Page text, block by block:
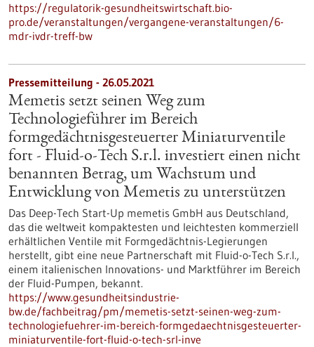
https://regulatorik-gesundheitswirtschaft.bio-
pro.de/veranstaltungen/vergangene-veranstaltungen/6-
mdr-ivdr-treff-bw
Pressemitteilung - 26.05.2021
Memetis setzt seinen Weg zum
Technologieführer im Bereich
formgedächtnisgesteuerter Miniaturventile
fort - Fluid-o-Tech S.r.l. investiert einen nicht
benannten Betrag, um Wachstum und
Entwicklung von Memetis zu unterstützen
Das Deep-Tech Start-Up memetis GmbH aus Deutschland,
das die weltweit kompaktesten und leichtesten kommerziell
erhältlichen Ventile mit Formgedächtnis-Legierungen
herstellt, gibt eine neue Partnerschaft mit Fluid-o-Tech S.r.l.,
einem italienischen Innovations- und Marktführer im Bereich
der Fluid-Pumpen, bekannt.
https://www.gesundheitsindustrie-
bw.de/fachbeitrag/pm/memetis-setzt-seinen-weg-zum-
technologiefuehrer-im-bereich-formgedaechtnisgesteuerter-
miniaturventile-fort-fluid-o-tech-srl-inve